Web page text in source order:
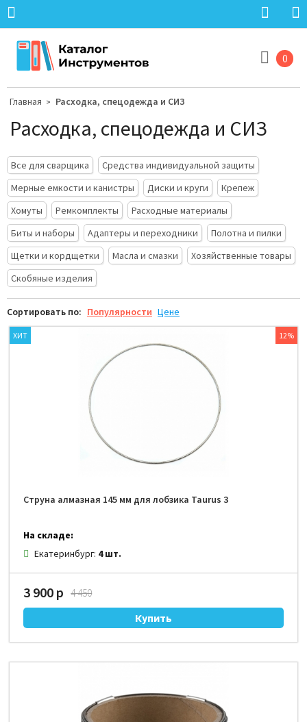
0
Главная > Расходка, спецодежда и СИЗ
Расходка, спецодежда и СИЗ
Все для сварщика
Средства индивидуальной защиты
Мерные емкости и канистры
Диски и круги
Крепеж
Хомуты
Ремкомплекты
Расходные материалы
Биты и наборы
Адаптеры и переходники
Полотна и пилки
Щетки и кордщетки
Масла и смазки
Хозяйственные товары
Скобяные изделия
Сортировать по: Популярности Цене
ХИТ 12%
Струна алмазная 145 мм для лобзика Taurus 3
На складе:
Екатеринбург: 4 шт.
3 900 р 4 450